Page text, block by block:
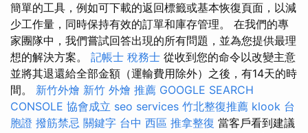
簡單的工具，例如可下載的返回標籤或基本恢復頁面，以減
少工作量，同時保持有效的訂單和庫存管理。 在我們的專
家團隊中，我們嘗試回答出現的所有問題，並為您提供最理
想的解決方案。 記帳士 稅務士 從收到您的命令以改變主意
並將其退還給全部金額（運輸費用除外）之後，有14天的時
間。 新竹外燴 新竹 外燴 推薦 GOOGLE SEARCH
CONSOLE 協會成立 seo services 竹北整復推薦 klook 台
胞證 撥筋禁忌 關鍵字 台中 西區 推拿整復 當客戶看到建議